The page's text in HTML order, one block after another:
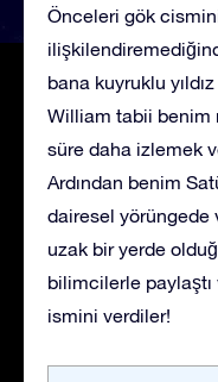
Önceleri gök
bana kuyruklu
William tabii benim
süre daha izlemek
Ardından benim
dairesel yörüngede
uzak bir yerde
bilimcilerle
ismini verdiler!